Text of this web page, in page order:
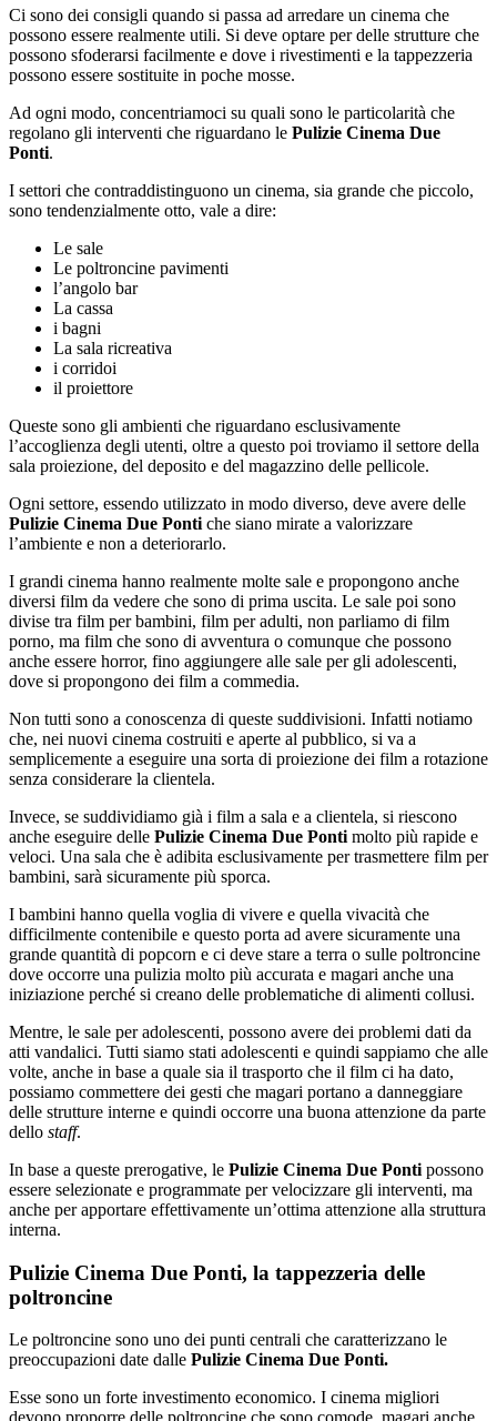
Ci sono dei consigli quando si passa ad arredare un cinema che
possono essere realmente utili. Si deve optare per delle strutture che
possono sfoderarsi facilmente e dove i rivestimenti e la tappezzeria
possono essere sostituite in poche mosse.
Ad ogni modo, concentriamoci su quali sono le particolarità che
regolano gli interventi che riguardano le Pulizie Cinema Due
Ponti.
I settori che contraddistinguono un cinema, sia grande che piccolo,
sono tendenzialmente otto, vale a dire:
Le sale
Le poltroncine pavimenti
l’angolo bar
La cassa
i bagni
La sala ricreativa
i corridoi
il proiettore
Queste sono gli ambienti che riguardano esclusivamente
l’accoglienza degli utenti, oltre a questo poi troviamo il settore della
sala proiezione, del deposito e del magazzino delle pellicole.
Ogni settore, essendo utilizzato in modo diverso, deve avere delle
Pulizie Cinema Due Ponti che siano mirate a valorizzare
l’ambiente e non a deteriorarlo.
I grandi cinema hanno realmente molte sale e propongono anche
diversi film da vedere che sono di prima uscita. Le sale poi sono
divise tra film per bambini, film per adulti, non parliamo di film
porno, ma film che sono di avventura o comunque che possono
anche essere horror, fino aggiungere alle sale per gli adolescenti,
dove si propongono dei film a commedia.
Non tutti sono a conoscenza di queste suddivisioni. Infatti notiamo
che, nei nuovi cinema costruiti e aperte al pubblico, si va a
semplicemente a eseguire una sorta di proiezione dei film a rotazione
senza considerare la clientela.
Invece, se suddividiamo già i film a sala e a clientela, si riescono
anche eseguire delle Pulizie Cinema Due Ponti molto più rapide e
veloci. Una sala che è adibita esclusivamente per trasmettere film per
bambini, sarà sicuramente più sporca.
I bambini hanno quella voglia di vivere e quella vivacità che
difficilmente contenibile e questo porta ad avere sicuramente una
grande quantità di popcorn e ci deve stare a terra o sulle poltroncine
dove occorre una pulizia molto più accurata e magari anche una
iniziazione perché si creano delle problematiche di alimenti collusi.
Mentre, le sale per adolescenti, possono avere dei problemi dati da
atti vandalici. Tutti siamo stati adolescenti e quindi sappiamo che alle
volte, anche in base a quale sia il trasporto che il film ci ha dato,
possiamo commettere dei gesti che magari portano a danneggiare
delle strutture interne e quindi occorre una buona attenzione da parte
dello staff.
In base a queste prerogative, le Pulizie Cinema Due Ponti possono
essere selezionate e programmate per velocizzare gli interventi, ma
anche per apportare effettivamente un’ottima attenzione alla struttura
interna.
Pulizie Cinema Due Ponti, la tappezzeria delle
poltroncine
Le poltroncine sono uno dei punti centrali che caratterizzano le
preoccupazioni date dalle Pulizie Cinema Due Ponti.
Esse sono un forte investimento economico. I cinema migliori